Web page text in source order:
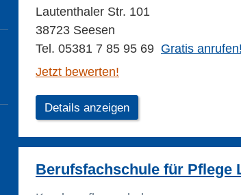
Lautenthaler Str. 101
38723 Seesen
Tel. 05381 7 85 95 69 Gratis anrufen!
Jetzt bewerten!
Details anzeigen
Berufsfachschule für Pflege